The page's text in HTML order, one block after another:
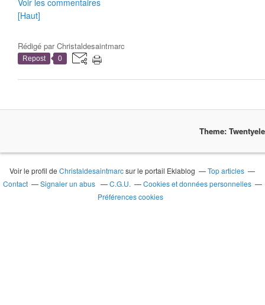
Voir les commentaires
[Haut]
Rédigé parChristaldesaintmarc
Repost 0
Theme:
Voir le profil deChristaldesaintmarcsur le portail Eklablog
Top articles
Contact
Signaler un abus C.G.U.
Cookies et données personnelles
Préférences cookies